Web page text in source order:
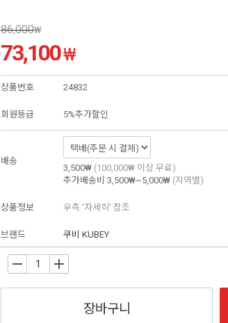
86,000₩
73,100₩
상품번호 24832
회원등급 5%추가할인
배송
3,500₩ (100,000₩ 이상 무료)
추가배송비 3,500₩~5,000₩ (지역별)
상품정보 우측 '자세히' 참조
브랜드 쿠비 KUBEY
+
장바구니